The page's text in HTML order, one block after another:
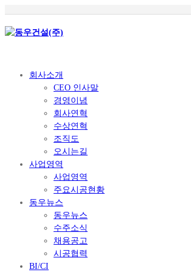
회사소개
CEO 인사말
경영이념
회사연혁
수상연혁
조직도
오시는길
사업영역
사업영역
주요시공현황
동우뉴스
동우뉴스
수주소식
채용공고
시공협력
BI/CI